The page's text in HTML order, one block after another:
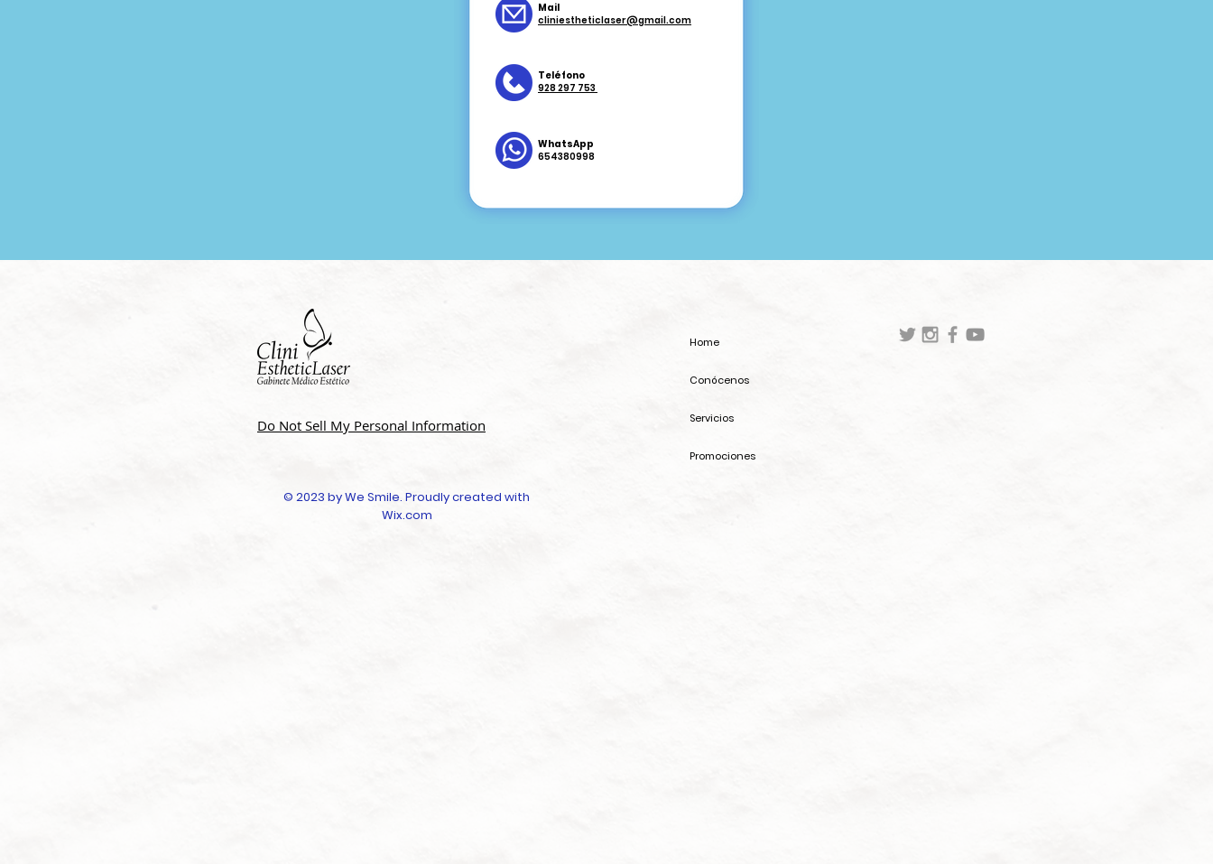
WhatsApp
654380998
Teléfono
928 297 753
Mail
cliniestheticlaser@gmail.com
Do Not Sell My Personal Information
Home
Conócenos
Servicios
Promociones
© 2023 by We Smile. Proudly created with
Wix.com